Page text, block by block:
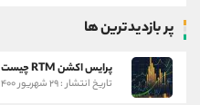
پر بازدیدترین ها
پرایس اکشن RTM چیست؟
تاریخ انتشار : ۲۹ شهریور ۱۴۰۰